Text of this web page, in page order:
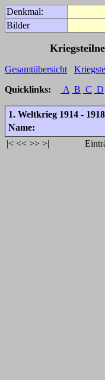
Denkmal:
Bilder
Gesamtübersicht
Quicklinks:
A B C D
1. Weltkrieg 1914 -
Name:
|< << >> >|